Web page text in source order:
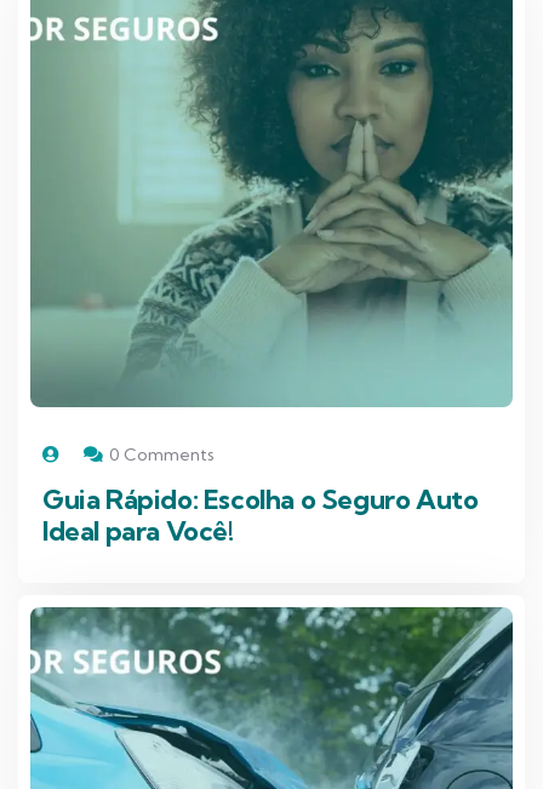
0 Comments
Guia Rápido: Escolha o Seguro Auto
Ideal para Você!